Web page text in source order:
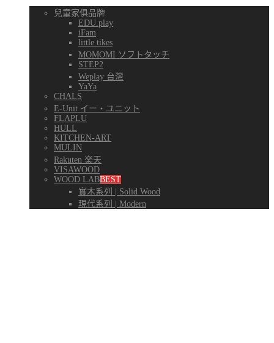
兒童家俱品牌
EDU.play
iFam
little tikes
MOMOMI ソフトタッチ
STEP2
Weplay 台灣
YaYa
CHALS
E-Unit イー・ユニット
FLAPLU
HULL
KITCHEN-ART
MULIN
Rakuten 楽天
VISAWOOD
WOOD LABBEST
實木系列 | Solid Wood
現代系列 | Modern